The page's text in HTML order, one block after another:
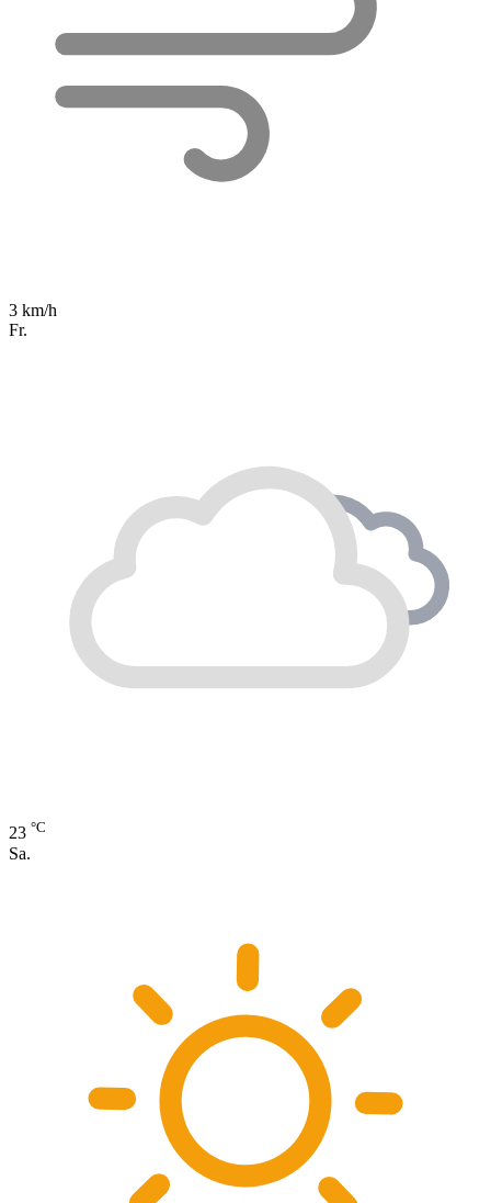
3 km/h
Fr.
23 °C
Sa.